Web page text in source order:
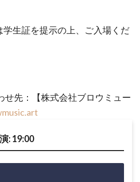
生証を提示の上、ご入場くだ
せ先：【株式会社ブロウミュー
: 19:00